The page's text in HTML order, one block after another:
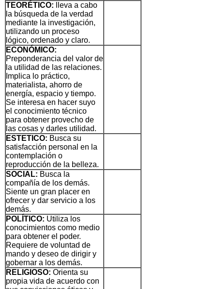
TEORÉTICO: lleva a cabo
la búsqueda de la verdad
mediante la investigación,
utilizando un proceso
lógico, ordenado y claro.
ECONÓMICO:
Preponderancia del valor de
la utilidad de las relaciones.
Implica lo práctico,
materialista, ahorro de
energía, espacio y tiempo.
Se interesa en hacer suyo
el conocimiento técnico
para obtener provecho de
las cosas y darles utilidad.
ESTETICO: Busca su
satisfacción personal en la
contemplación o
reproducción de la belleza.
SOCIAL: Busca la
compañía de los demás.
Siente un gran placer en
ofrecer y dar servicio a los
demás.
POLÍTICO: Utiliza los
conocimientos como medio
para obtener el poder.
Requiere de voluntad de
mando y deseo de dirigir y
gobernar a los demás.
RELIGIOSO: Orienta su
propia vida de acuerdo con